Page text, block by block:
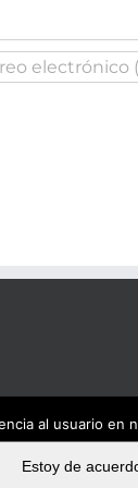
al usuario
Estoy de